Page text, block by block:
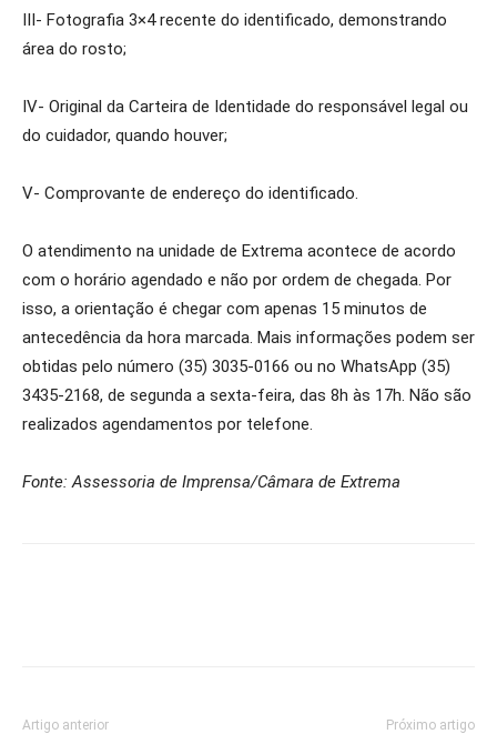
III- Fotografia 3×4 recente do identificado, demonstrando
área do rosto;
IV- Original da Carteira de Identidade do responsável legal ou
do cuidador, quando houver;
V- Comprovante de endereço do identificado.
O atendimento na unidade de Extrema acontece de acordo
com o horário agendado e não por ordem de chegada. Por
isso, a orientação é chegar com apenas 15 minutos de
antecedência da hora marcada. Mais informações podem ser
obtidas pelo número (35) 3035-0166 ou no WhatsApp (35)
3435-2168, de segunda a sexta-feira, das 8h às 17h. Não são
realizados agendamentos por telefone.
Fonte: Assessoria de Imprensa/Câmara de Extrema
Artigo anterior Próximo artigo